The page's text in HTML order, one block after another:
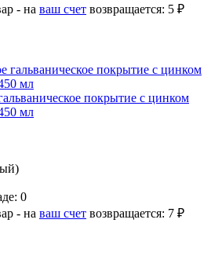
- на ваш счет возвращается: 5 ₽
покрытие с цинком
мл
0
- на ваш счет возвращается: 7 ₽